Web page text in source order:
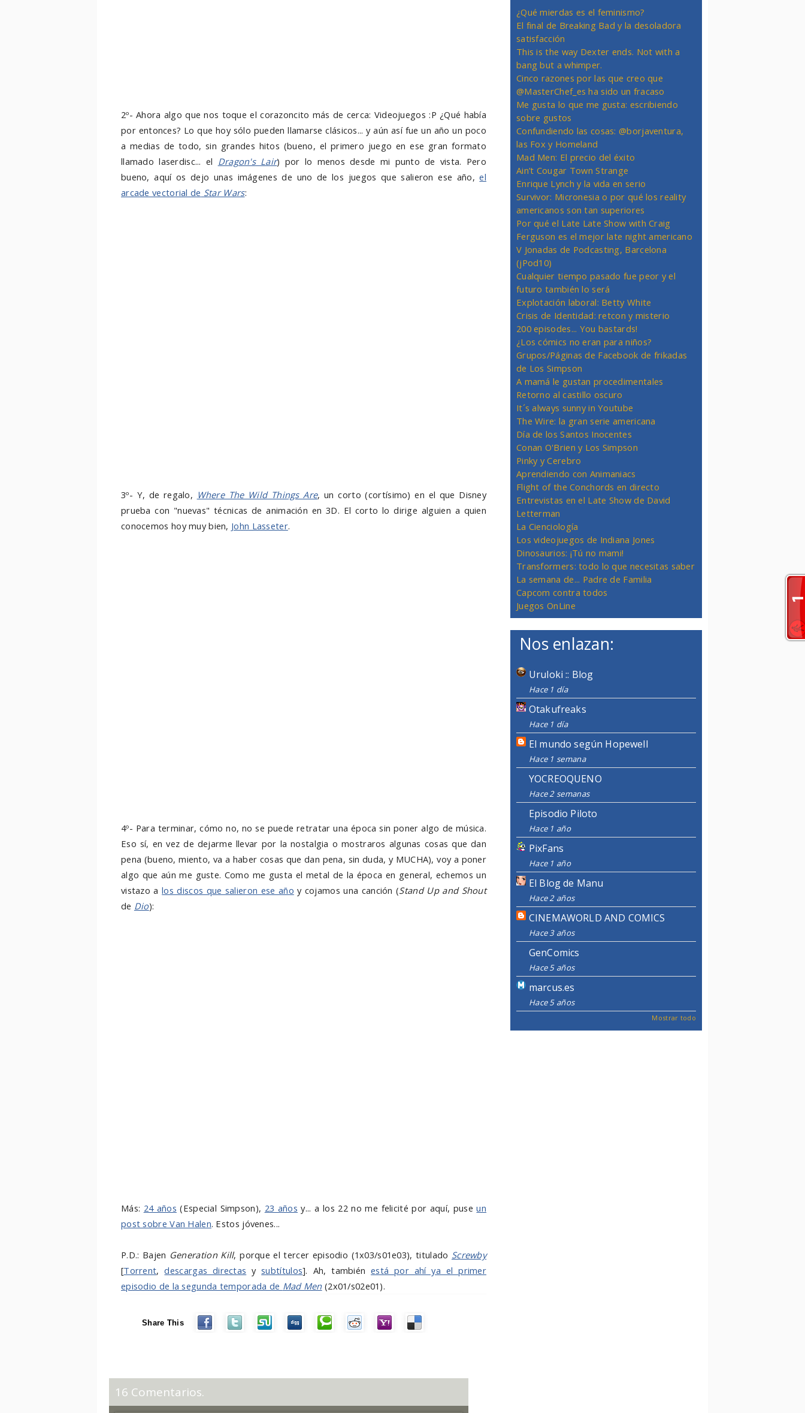
2º- Ahora algo que nos toque el corazoncito más de cerca: Videojuegos :P ¿Qué había
por entonces? Lo que hoy sólo pueden llamarse clásicos... y aún así fue un año un poco
a medias de todo, sin grandes hitos (bueno, el primero juego en ese gran formato
llamado laserdisc... el Dragon's Lair) por lo menos desde mi punto de vista. Pero
bueno, aquí os dejo unas imágenes de uno de los juegos que salieron ese año,el
arcade vectorial de Star Wars:
3º- Y, de regalo, Where The Wild Things Are, un corto (cortísimo) en el que Disney
prueba con "nuevas" técnicas de animación en 3D. El corto lo dirige alguien a quien
conocemos hoy muy bien, John Lasseter.
4º- Para terminar, cómo no, no se puede retratar una época sin poner algo de música.
Eso sí, en vez de dejarme llevar por la nostalgia o mostraros algunas cosas que dan
pena (bueno, miento, va a haber cosas que dan pena, sin duda, y MUCHA), voy a poner
algo que aún me guste. Como me gusta el metal de la época en general, echemos un
vistazo alos discos que salieron ese año y cojamos una canción (Stand Up and Shout
de Dio):
Más: 24 años (Especial Simpson), 23 años y... a los 22 no me felicité por aquí, puseun
post sobre Van Halen. Estos jóvenes...
P.D.: Bajen Generation Kill, porque el tercer episodio (1x03/s01e03), titulado Screwby
[Torrent,descargas directas ysubtítulos]. Ah, tambiénestá por ahí ya el primer
episodio de la segunda temporada de Mad Men(2x01/s02e01).
Share This
16 Comentarios.
¿Qué mierdas es el feminismo?
El final de Breaking Bad y la desoladora
satisfacción
This is the way Dexter ends. Not with a
bang but a whimper.
Cinco razones por las que creo que
@MasterChef_es ha sido un fracaso
Me gusta lo que me gusta: escribiendo
sobre gustos
Confundiendo las cosas: @borjaventura,
las Fox y Homeland
Mad Men: El precio del éxito
Ain’t Cougar Town Strange
Enrique Lynch y la vida en serio
Survivor: Micronesia o por qué los reality
americanos son tan superiores
Por qué el Late Late Show with Craig
Ferguson es el mejor late night americano
V Jonadas de Podcasting, Barcelona
(jPod10)
Cualquier tiempo pasado fue peor y el
futuro también lo será
Explotación laboral: Betty White
Crisis de Identidad: retcon y misterio
200 episodes... You bastards!
¿Los cómics no eran para niños?
Grupos/Páginas de Facebook de frikadas
de Los Simpson
A mamá le gustan procedimentales
Retorno al castillo oscuro
It´s always sunny in Youtube
The Wire: la gran serie americana
Día de los Santos Inocentes
Conan O'Brien y Los Simpson
Pinky y Cerebro
Aprendiendo con Animaniacs
Flight of the Conchords en directo
Entrevistas en el Late Show de David
Letterman
La Cienciología
Los videojuegos de Indiana Jones
Dinosaurios: ¡Tú no mami!
Transformers: todo lo que necesitas saber
La semana de... Padre de Familia
Capcom contra todos
Juegos OnLine
Nos enlazan:
Uruloki :: Blog
Hace 1 día
Otakufreaks
Hace 1 día
El mundo según Hopewell
Hace 1 semana
YOCREOQUENO
Hace 2 semanas
Episodio Piloto
Hace 1 año
PixFans
Hace 1 año
El Blog de Manu
Hace 2 años
CINEMAWORLD AND COMICS
Hace 3 años
GenComics
Hace 5 años
marcus.es
Hace 5 años
Mostrar todo